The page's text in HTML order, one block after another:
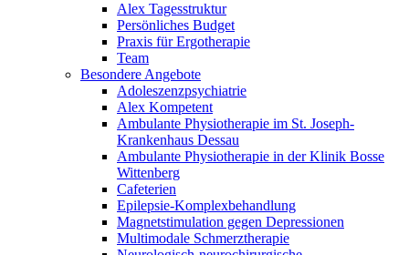
Alex Tagesstruktur
Persönliches Budget
Praxis für Ergotherapie
Team
Besondere Angebote
Adoleszenzpsychiatrie
Alex Kompetent
Ambulante Physiotherapie im St. Joseph-
Krankenhaus Dessau
Ambulante Physiotherapie in der Klinik Bosse
Wittenberg
Cafeterien
Epilepsie-Komplexbehandlung
Magnetstimulation gegen Depressionen
Multimodale Schmerztherapie